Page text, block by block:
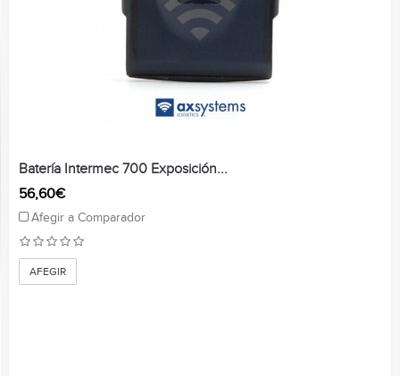
Batería Intermec 700 Exposición...
56,60€
Afegir a Comparador
AFEGIR